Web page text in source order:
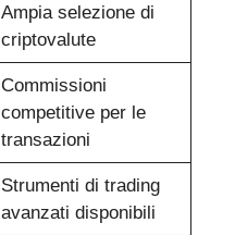
Ampia selezione di
criptovalute
Commissioni
competitive per le
transazioni
Strumenti di trading
avanzati disponibili